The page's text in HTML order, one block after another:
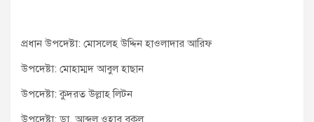
প্রধান উপদেষ্টা: মোসলেহ উদ্দিন হাওলাদার আরিফ
উপদেষ্টা: মোহাম্মদ আবুল হাছান
উপদেষ্টা: কুদরত উল্লাহ লিটন
উপদেষ্টা: ডা. আব্দুল ওহাব বকুল